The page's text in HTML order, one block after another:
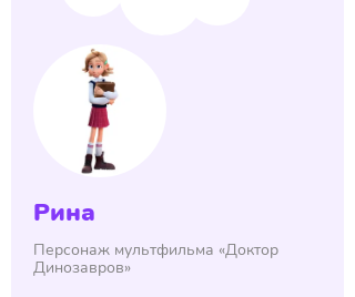
Рина
Персонаж мультфильма «Доктор
Динозавров»